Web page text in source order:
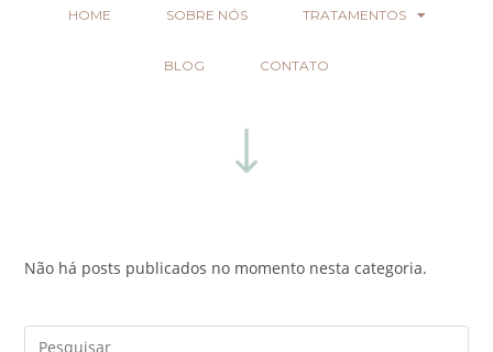
HOME SOBRE NÓS TRATAMENTOS
BLOG CONTATO
Não há posts publicados no momento nesta categoria.